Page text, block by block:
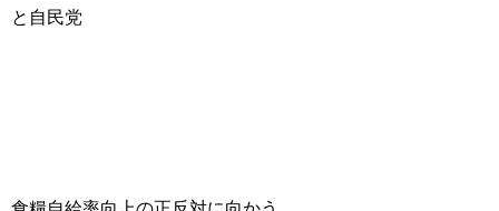
と自民党